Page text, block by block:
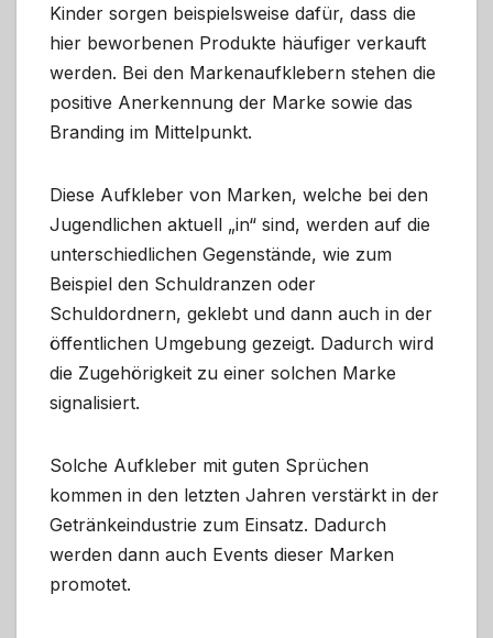
Kinder sorgen beispielsweise dafür, dass die
hier beworbenen Produkte häufiger verkauft
werden. Bei den Markenaufklebern stehen die
positive Anerkennung der Marke sowie das
Branding im Mittelpunkt.
Diese Aufkleber von Marken, welche bei den
Jugendlichen aktuell „in“ sind, werden auf die
unterschiedlichen Gegenstände, wie zum
Beispiel den Schuldranzen oder
Schuldordnern, geklebt und dann auch in der
öffentlichen Umgebung gezeigt. Dadurch wird
die Zugehörigkeit zu einer solchen Marke
signalisiert.
Solche Aufkleber mit guten Sprüchen
kommen in den letzten Jahren verstärkt in der
Getränkeindustrie zum Einsatz. Dadurch
werden dann auch Events dieser Marken
promotet.